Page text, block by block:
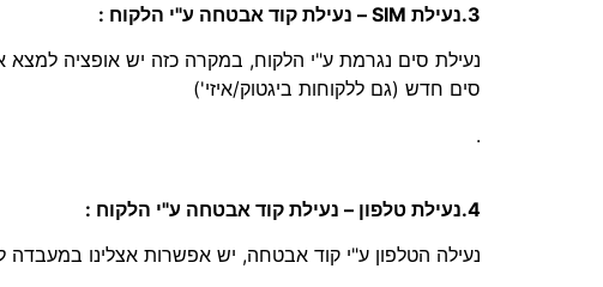
3.נעילת SIM – נעילת קוד אבטחה ע"י הלקוח :
נעילת סים נגרמת ע"י הלקוח, במקרה כזה יש אופציה
סים חדש (גם ללקוחות ביגטוק/איזי')
.
4.נעילת טלפון – נעילת קוד אבטחה ע"י הלקוח :
נעילה הטלפון ע"י קוד אבטחה, יש אפשרות אצלינו